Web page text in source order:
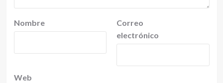
Nombre
Correo
electrónico
Web